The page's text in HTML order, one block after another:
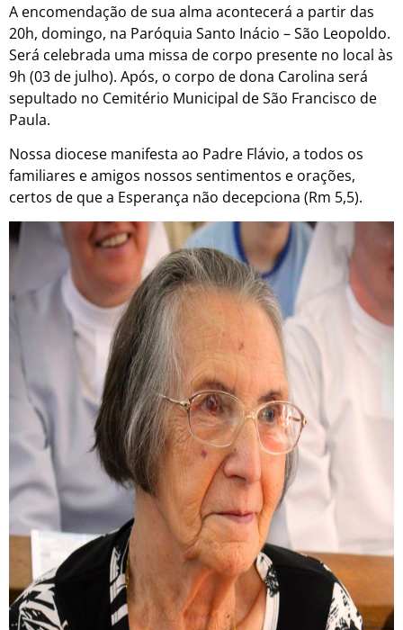
A encomendação de sua alma acontecerá a partir das
20h, domingo, na Paróquia Santo Inácio – São Leopoldo.
Será celebrada uma missa de corpo presente no local às
9h (03 de julho). Após, o corpo de dona Carolina será
sepultado no Cemitério Municipal de São Francisco de
Paula.
Nossa diocese manifesta ao Padre Flávio, a todos os
familiares e amigos nossos sentimentos e orações,
certos de que a Esperança não decepciona (Rm 5,5).